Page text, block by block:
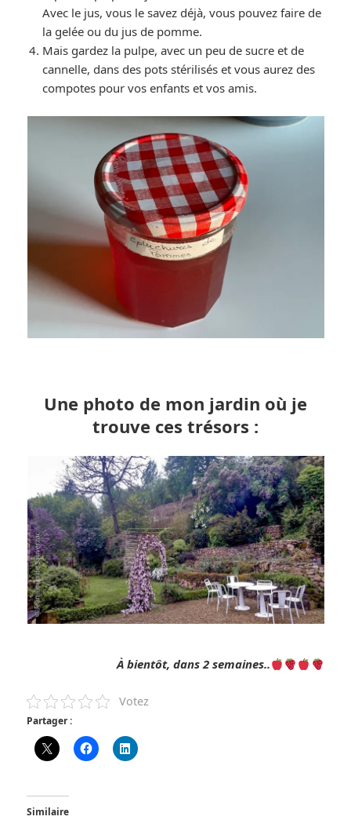
Avec le jus, vous le savez déjà, vous pouvez faire de
la gelée ou du jus de pomme.
Mais gardez la pulpe, avec un peu de sucre et de
cannelle, dans des pots stérilisés et vous aurez des
compotes pour vos enfants et vos amis.
Une photo de mon jardin où je
trouve ces trésors :
À bientôt, dans 2 semaines..
Votez
Partager :
Similaire